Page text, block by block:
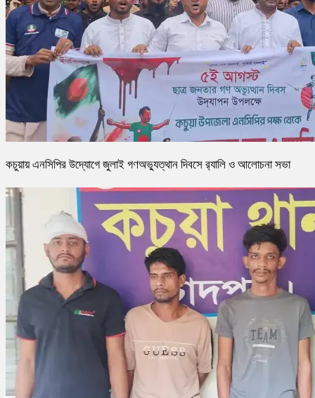
কচুয়ায় এনসিপির উদ্যোগে জুলাই গণঅভ্যুত্থান দিবসে র‌্যালি ও আলোচনা সভা